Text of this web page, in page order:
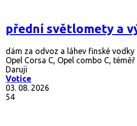
přední světlomety a
dám za odvoz a láhev finské
Opel Corsa C, Opel combo C, téměř
Daruji
Votice
03. 08. 2026
54